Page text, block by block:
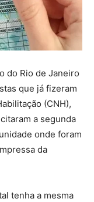
do Rio de Janeiro
que já fizeram
(CNH),
a segunda
onde foram
da
tenha a mesma